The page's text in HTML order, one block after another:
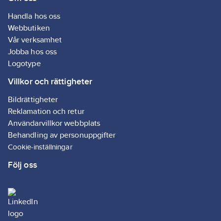
Handla hos oss
Webbutiken
Vår verksamhet
Jobba hos oss
Logotype
Villkor och rättigheter
Bildrättigheter
Reklamation och retur
Användarvillkor webbplats
Behandling av personuppgifter
Cookie-inställningar
Följ oss